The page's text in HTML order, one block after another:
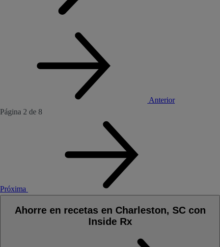
Anterior
Página 2 de 8
Próxima
Ahorre en recetas en Charleston, SC con
Inside Rx